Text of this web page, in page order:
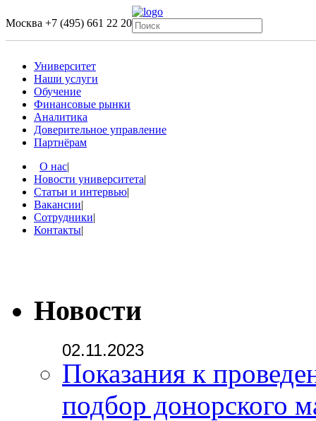
Москва +7 (495) 661 22 20
Университет
Наши услуги
Обучение
Финансовые рынки
Аналитика
Доверительное управление
Партнёрам
О нас|
Новости университета|
Статьи и интервью|
Вакансии|
Сотрудники|
Контакты|
Новости
02.11.2023
Показания к
подбор донорского